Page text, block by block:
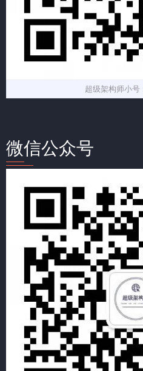
超级架构师小号
微信公众号